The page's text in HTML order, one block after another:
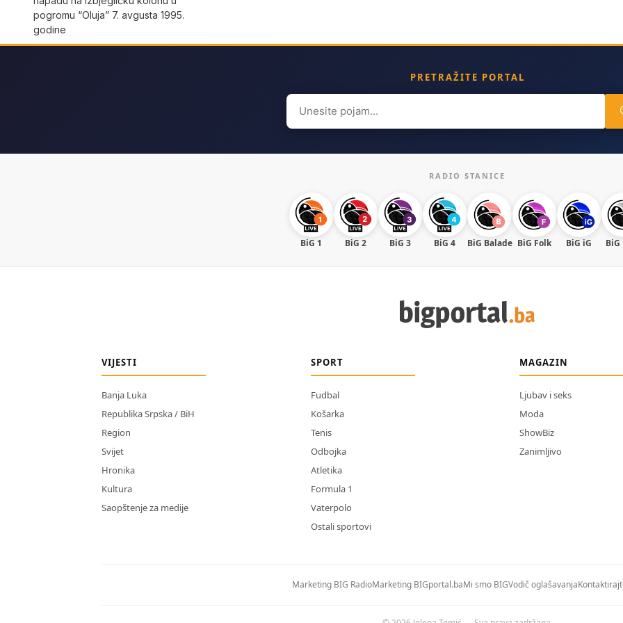
pogromu “Oluja” 7. avgusta 1995.
godine
PRETRAŽITE PORTAL
Search
for:
RADIO STANICE
BiG 1 BiG 2 BiG 3 BiG 4 BiG Balade BiG Folk BiG iG BiG
VIJESTI
Banja Luka
Republika Srpska / BiH
Region
Svijet
Hronika
Kultura
Saopštenje za medije
SPORT
Fudbal
Košarka
Tenis
Odbojka
Atletika
Formula 1
Vaterpolo
Ostali sportovi
MAGAZIN
Ljubav i seks
Moda
ShowBiz
Zanimljivo
Marketing BIG RadioMarketing BIGportal.baMi smo BIGVodič oglašavanja